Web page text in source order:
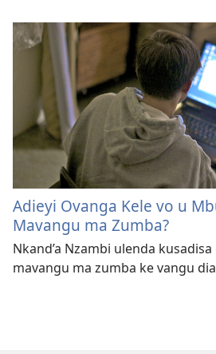
Adieyi Ovanga Kele vo u
Mavangu ma Zumba?
Nkand’a Nzambi ulenda
mavangu ma zumba ke vangu